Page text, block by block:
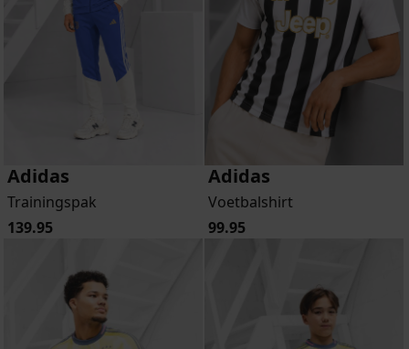
Adidas
Trainingspak
139.95
Adidas
Voetbalshirt
99.95